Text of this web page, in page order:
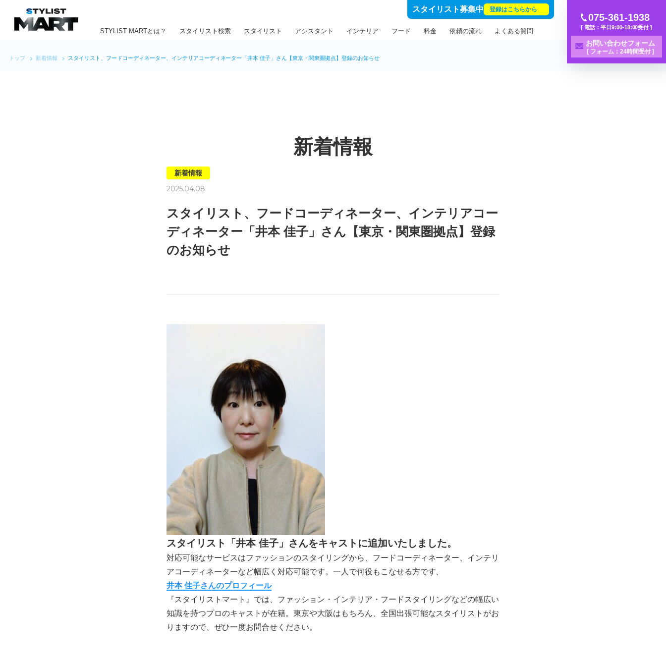
スタイリスト募集中 登録はこちらから
STYLIST MARTとは？ スタイリスト検索 スタイリスト アシスタント インテリア フード 料金 依頼の流れ よくある質問
075-361-1938
[ 電話：平日9:00-18:00受付 ]
お問い合わせフォーム
[ フォーム：24時間受付 ]
トップ 新着情報 スタイリスト、フードコーディネーター、インテリアコーディネーター「井本 佳子」さん【東京・関東圏拠点】登録のお知らせ
新着情報
新着情報
2025.04.08
スタイリスト、フードコーディネーター、インテリアコー
ディネーター「井本 佳子」さん【東京・関東圏拠点】登録
のお知らせ
スタイリスト「井本 佳子」さんをキャストに追加いたしました。
対応可能なサービスはファッションのスタイリングから、フードコーディネーター、インテリ
アコーディネーターなど幅広く対応可能です。一人で何役もこなせる方です、
井本 佳子さんのプロフィール
『スタイリストマート』では、ファッション・インテリア・フードスタイリングなどの幅広い
知識を持つプロのキャストが在籍。東京や大阪はもちろん、全国出張可能なスタイリストがお
りますので、ぜひ一度お問合せください。